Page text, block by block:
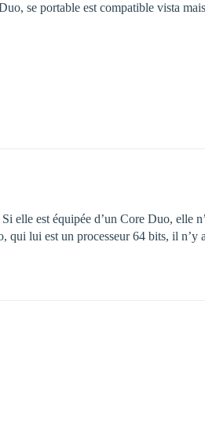
se portable est compatible vista
elle est équipée d’un Core Duo, elle
qui lui est un processeur 64 bits, il